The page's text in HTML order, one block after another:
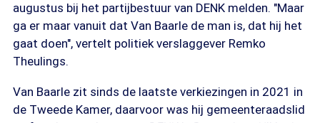
augustus bij het partijbestuur van DENK melden. "Maar
ga er maar vanuit dat Van Baarle de man is, dat hij het
gaat doen", vertelt politiek verslaggever Remko
Theulings.
Van Baarle zit sinds de laatste verkiezingen in 2021 in
de Tweede Kamer, daarvoor was hij gemeenteraadslid